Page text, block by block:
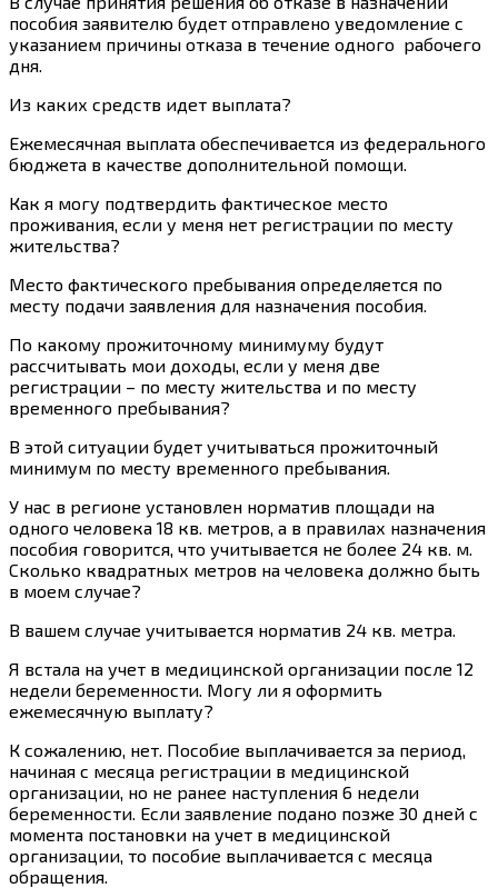
пособия заявителю будет отправлено уведомление с
указанием причины отказа в течение одного рабочего
дня.
Из каких средств идет выплата?
Ежемесячная выплата обеспечивается из федерального
бюджета в качестве дополнительной помощи.
Как я могу подтвердить фактическое место
проживания, если у меня нет регистрации по месту
жительства?
Место фактического пребывания определяется по
месту подачи заявления для назначения пособия.
По какому прожиточному минимуму будут
рассчитывать мои доходы, если у меня две
регистрации – по месту жительства и по месту
временного пребывания?
В этой ситуации будет учитываться прожиточный
минимум по месту временного пребывания.
У нас в регионе установлен норматив площади на
одного человека 18 кв. метров, а в правилах назначения
пособия говорится, что учитывается не более 24 кв. м.
Сколько квадратных метров на человека должно быть
в моем случае?
В вашем случае учитывается норматив 24 кв. метра.
Я встала на учет в медицинской организации после 12
недели беременности. Могу ли я оформить
ежемесячную выплату?
К сожалению, нет. Пособие выплачивается за период,
начиная с месяца регистрации в медицинской
организации, но не ранее наступления 6 недели
беременности. Если заявление подано позже 30 дней с
момента постановки на учет в медицинской
организации, то пособие выплачивается с месяца
обращения.